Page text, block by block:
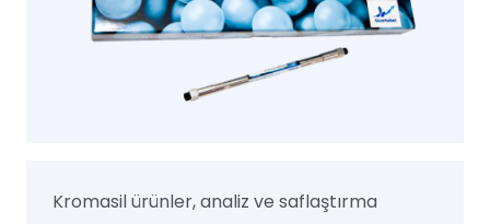
Kromasil ürünler, analiz ve saflaştırma